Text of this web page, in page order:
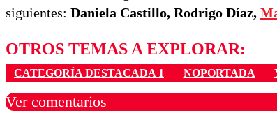
siguientes: Daniela Castillo, Rodrigo Díaz,
OTROS TEMAS A EXPLORAR:
CATEGORÍA DESTACADA 1 NOPORTADA
Ver comentarios